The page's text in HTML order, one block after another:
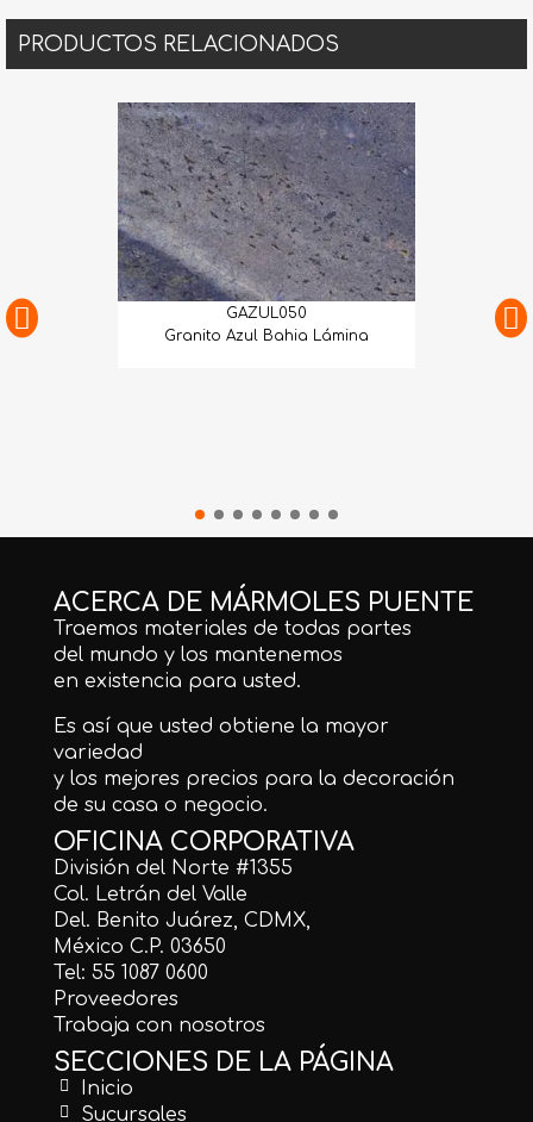
PRODUCTOS RELACIONADOS
GAZUL050
Granito Azul Bahia Lámina
ACERCA DE MÁRMOLES PUENTE
Traemos materiales de todas partes
del mundo y los mantenemos
en existencia para usted.
Es así que usted obtiene la mayor
variedad
y los mejores precios para la decoración
de su casa o negocio.
OFICINA CORPORATIVA
División del Norte #1355
Col. Letrán del Valle
Del. Benito Juárez, CDMX,
México C.P. 03650
Tel: 55 1087 0600
Proveedores
Trabaja con nosotros
SECCIONES DE LA PÁGINA
Inicio
Sucursales